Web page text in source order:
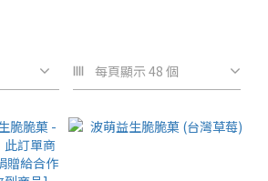
每頁顯示 48 個